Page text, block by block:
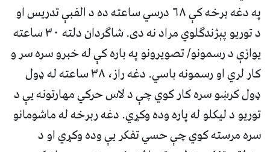
په دغه برخه کې ٦٨ درسي ساعته ده د الفبې تدريس او
د توريو پېژندګلوي مراد نه دی. شاګردان دلته ٣٠ ساعته
يوازې د رسمونو/ تصويرونو په باره کې له خبرو سره سر و
کار لري او رسمونه باسي. دغه راز، ٣٨ ساعته له ډول
ډول کرښو سره کار کوي چې د لاس حرکي مهارتونه يې د
توريو د ليکلو له پاره وده وکړي. دغه ربرخه له ماشومانو
سره مرسته کوي چې حسي تفکر يې وده وکړي او د